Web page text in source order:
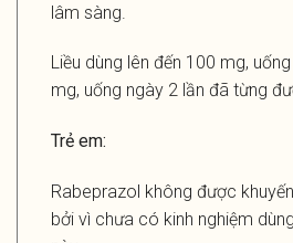
lâm sàng.
Liều dùng lên đến 100 mg,
mg, uống ngày 2 lần đã từng
Trẻ em:
Rabeprazol không được
bởi vì chưa có kinh nghiệm